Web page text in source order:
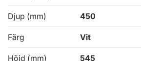
Djup (mm) 450
Färg Vit
Höjd (mm) 545